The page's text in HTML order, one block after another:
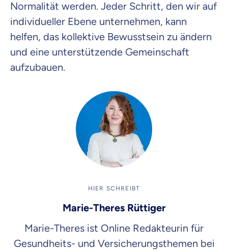
Normalität werden. Jeder Schritt, den wir auf
individueller Ebene unternehmen, kann
helfen, das kollektive Bewusstsein zu ändern
und eine unterstützende Gemeinschaft
aufzubauen.
HIER SCHREIBT
Marie-Theres Rüttiger
Marie-Theres ist Online Redakteurin für
Gesundheits- und Versicherungsthemen bei